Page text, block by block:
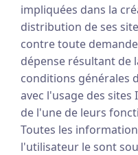
impliquées dans la
distribution de ses
contre toute
dépense résultant de
conditions générales
avec l'usage des
de l'une de leurs
Toutes les
l'utilisateur le sont